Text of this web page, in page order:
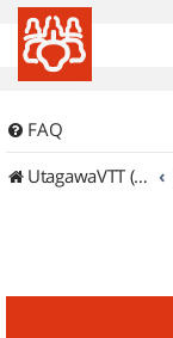
FAQ
UtagawaVTT (Randos VTT et VTTAE avec traces GPS)